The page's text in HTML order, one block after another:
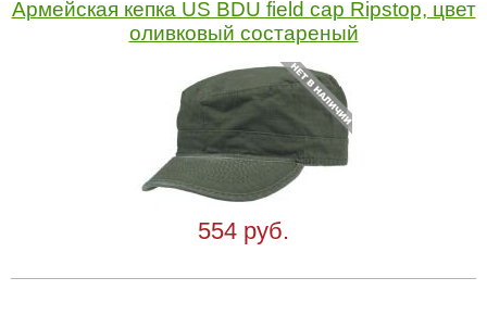
Армейская кепка US BDU field cap Ripstop, цвет
оливковый состареный
554 руб.